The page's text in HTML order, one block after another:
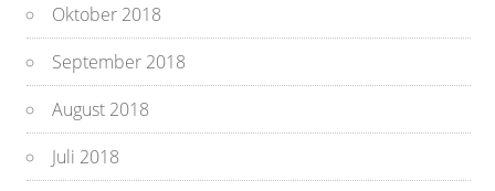
Oktober 2018
September 2018
August 2018
Juli 2018